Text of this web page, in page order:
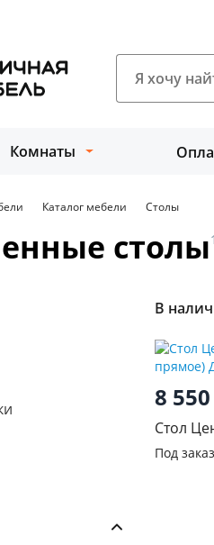
Комнаты
Каталог мебели Столы
столы
В
8 550
Стол
прямое)
Под заказ